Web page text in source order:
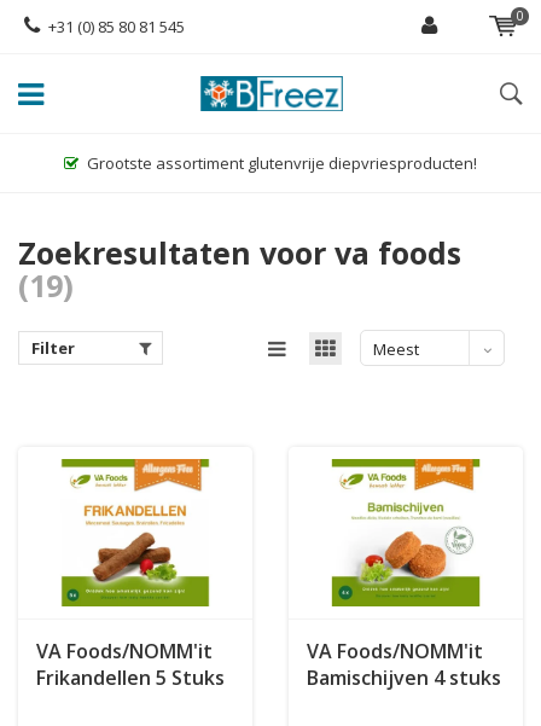
+31 (0) 85 80 81 545 0
Grootste assortiment glutenvrije diepvriesproducten!
Zoekresultaten voor va foods
(19)
Filter
Meest
VA Foods/NOMM'it
Frikandellen 5 Stuks
VA Foods/NOMM'it
Bamischijven 4 stuks